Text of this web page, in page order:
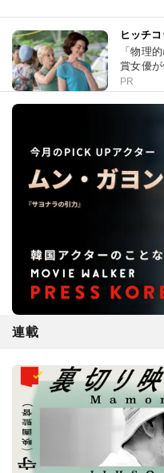
ヒッチ
「物理
賞女優が
PR
連載